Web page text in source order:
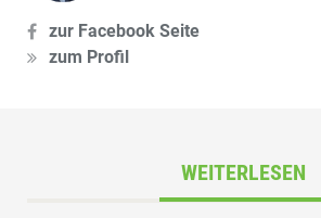
zur Facebook Seite
zum Profil
WEITERLESEN